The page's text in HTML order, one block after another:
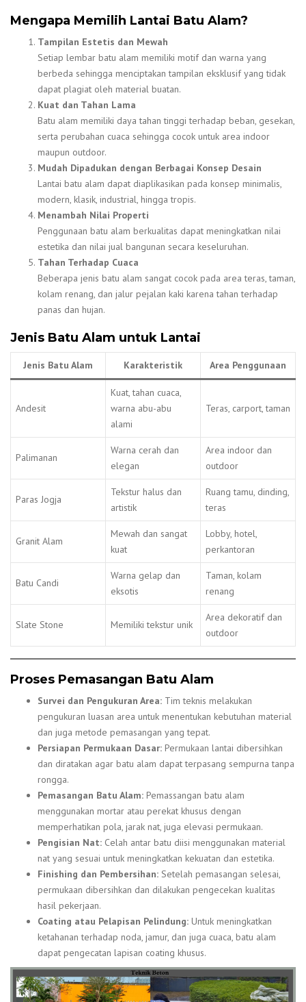
Mengapa Memilih Lantai Batu Alam?
Tampilan Estetis dan Mewah
Setiap lembar batu alam memiliki motif dan warna yang
berbeda sehingga menciptakan tampilan eksklusif yang tidak
dapat plagiat oleh material buatan.
Kuat dan Tahan Lama
Batu alam memiliki daya tahan tinggi terhadap beban, gesekan,
serta perubahan cuaca sehingga cocok untuk area indoor
maupun outdoor.
Mudah Dipadukan dengan Berbagai Konsep Desain
Lantai batu alam dapat diaplikasikan pada konsep minimalis,
modern, klasik, industrial, hingga tropis.
Menambah Nilai Properti
Penggunaan batu alam berkualitas dapat meningkatkan nilai
estetika dan nilai jual bangunan secara keseluruhan.
Tahan Terhadap Cuaca
Beberapa jenis batu alam sangat cocok pada area teras, taman,
kolam renang, dan jalur pejalan kaki karena tahan terhadap
panas dan hujan.
Jenis Batu Alam untuk Lantai
Jenis Batu Alam Karakteristik Area Penggunaan
Andesit
Kuat, tahan cuaca,
warna abu-abu
alami
Teras, carport, taman
Palimanan
Warna cerah dan
elegan
Area indoor dan
outdoor
Paras Jogja
Tekstur halus dan
artistik
Ruang tamu, dinding,
teras
Granit Alam
Mewah dan sangat
kuat
Lobby, hotel,
perkantoran
Batu Candi
Warna gelap dan
eksotis
Taman, kolam
renang
Slate Stone Memiliki tekstur unik
Area dekoratif dan
outdoor
Proses Pemasangan Batu Alam
Survei dan Pengukuran Area: Tim teknis melakukan
pengukuran luasan area untuk menentukan kebutuhan material
dan juga metode pemasangan yang tepat.
Persiapan Permukaan Dasar: Permukaan lantai dibersihkan
dan diratakan agar batu alam dapat terpasang sempurna tanpa
rongga.
Pemasangan Batu Alam: Pemassangan batu alam
menggunakan mortar atau perekat khusus dengan
memperhatikan pola, jarak nat, juga elevasi permukaan.
Pengisian Nat: Celah antar batu diisi menggunakan material
nat yang sesuai untuk meningkatkan kekuatan dan estetika.
Finishing dan Pembersihan: Setelah pemasangan selesai,
permukaan dibersihkan dan dilakukan pengecekan kualitas
hasil pekerjaan.
Coating atau Pelapisan Pelindung: Untuk meningkatkan
ketahanan terhadap noda, jamur, dan juga cuaca, batu alam
dapat pengecatan lapisan coating khusus.